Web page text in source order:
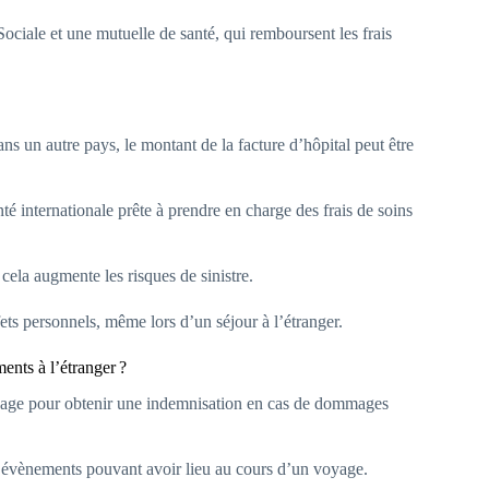
et une mutuelle de santé, qui remboursent les frais
un autre pays, le montant de la facture d’hôpital peut être
internationale prête à prendre en charge des frais de soins
augmente les risques de sinistre.
personnels, même lors d’un séjour à l’étranger.
à l’étranger ?
pour obtenir une indemnisation en cas de dommages
pouvant avoir lieu au cours d’un voyage.